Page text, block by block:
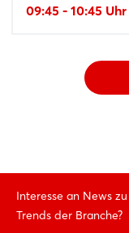
09:45 - 10:45 Uhr
Interesse an News
Trends der Branche?